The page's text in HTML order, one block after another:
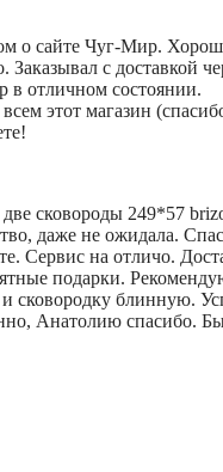
о сайте Чуг-Мир.
Заказывал с доставкой
в отличном состоянии.
этот магазин
сковороды 249*57
даже не ожидала.
Сервис на отличо.
подарки.
сковородку блинную.
Анатолию спасибо.